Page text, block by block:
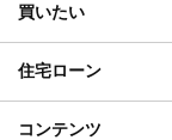
買いたい
住宅ローン
コンテンツ